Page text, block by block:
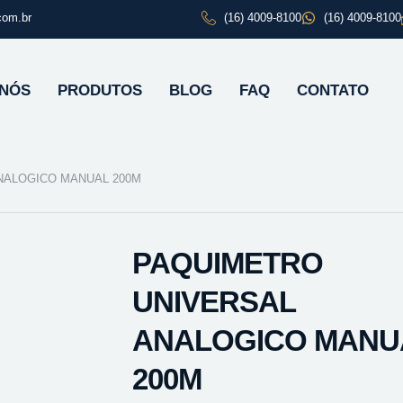
(16) 4009-8100 (16) 4009-8100
PRODUTOS BLOG FAQ CONTATO
MANUAL 200M
PAQUIMETRO
UNIVERSAL
ANALOGICO
200M